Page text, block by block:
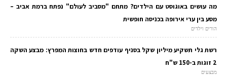
מה עושים באוגוסט עם הילדים? מתחם "מסביב לעולם" נפתח ברמת אביב –
מסע בין ערי אירופה בכניסה חופשית
הורים וילדים
רשת גלי תשקיע מיליון שקל בסניף עודפים חדש בחוצות המפרץ: מבצע השקה
2 זוגות ב-150 ש"ח
מבצעים